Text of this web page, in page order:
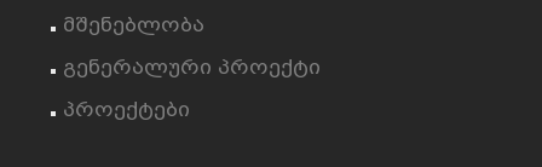
მშენებლობა
გენერალური პროექტი
პროექტები